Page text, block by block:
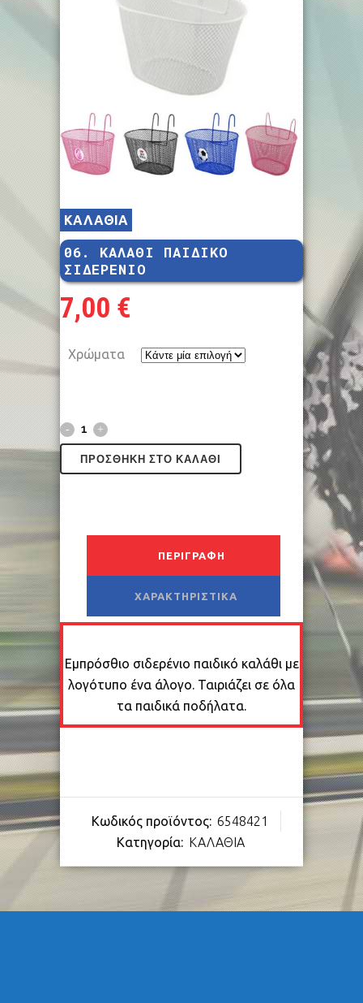
ΚΑΛΑΘΙΑ
06. ΚΑΛΑΘΙ ΠΑΙΔΙΚΟ
ΣΙΔΕΡΕΝΙΟ
7,00 €
Χρώματα
ΠΡΟΣΘΉΚΗ ΣΤΟ ΚΑΛΆΘΙ
ΠΕΡΙΓΡΑΦΉ
ΧΑΡΑΚΤΗΡΙΣΤΙΚΆ
Εμπρόσθιο σιδερένιο παιδικό καλάθι με
λογότυπο ένα άλογο. Ταιριάζει σε όλα
τα παιδικά ποδήλατα.
Κωδικός προϊόντος: 6548421
Κατηγορία: ΚΑΛΑΘΙΑ